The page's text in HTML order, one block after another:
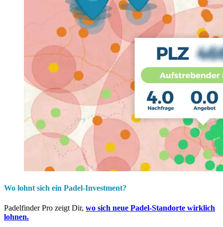
Wo lohnt sich ein Padel-Investment?
Padelfinder Pro zeigt Dir, wo sich neue Padel-Standorte wirklich
lohnen.